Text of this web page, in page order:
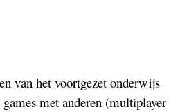
van het voortgezet onderwijs
met anderen (multiplayer